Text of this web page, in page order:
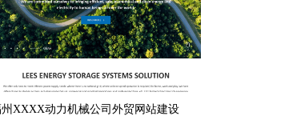
XXXX动力机械公司外贸网站建设